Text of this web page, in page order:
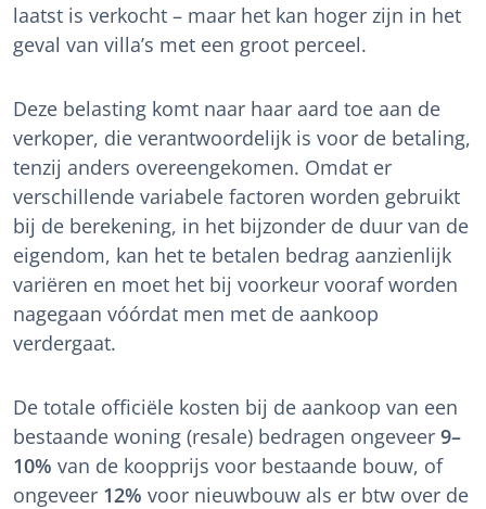
laatst is verkocht – maar het kan hoger zijn in het
geval van villa’s met een groot perceel.
Deze belasting komt naar haar aard toe aan de
verkoper, die verantwoordelijk is voor de betaling,
tenzij anders overeengekomen. Omdat er
verschillende variabele factoren worden gebruikt
bij de berekening, in het bijzonder de duur van de
eigendom, kan het te betalen bedrag aanzienlijk
variëren en moet het bij voorkeur vooraf worden
nagegaan vóórdat men met de aankoop
verdergaat.
De totale officiële kosten bij de aankoop van een
bestaande woning (resale) bedragen ongeveer 9–
10% van de koopprijs voor bestaande bouw, of
ongeveer 12% voor nieuwbouw als er btw over de